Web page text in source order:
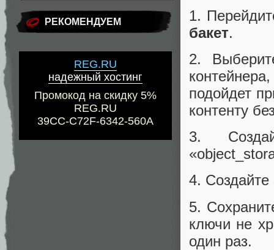
РЕКОМЕНДУЕМ
REG.RU
надежный хостинг
Промокод на скидку 5%
REG.RU
39CC-C72F-6342-560A
1.
бакет.
2.
подойдет
контенту
3.
4. Создайте
5.
ключи не
один раз.